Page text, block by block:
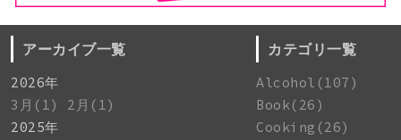
アーカイブ一覧
2026年
3月(1)
2月(1)
2025年
カテゴリ一覧
Alcohol(107)
Book(26)
Cooking(26)